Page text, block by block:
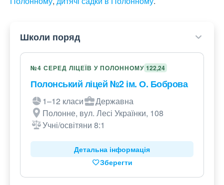
Школи поряд
№4 СЕРЕД ЛІЦЕЇВ У ПОЛОННОМУ 122,24
Полонський ліцей №2 ім. О. Боброва
1–12 класи
Державна
Полонне, вул. Лесі Українки, 108
Учні/освітяни 8:1
Детальна інформація
Зберегти